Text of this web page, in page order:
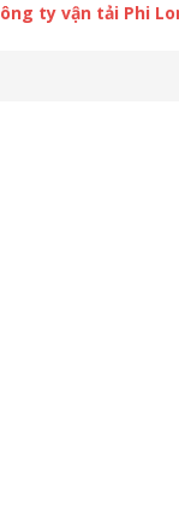
ty vận tải Phi